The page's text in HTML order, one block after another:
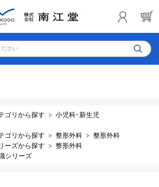
さい
ゴリから探す
小児科･新生児
ゴリから探す 整形外科
整形外科
ーズから探す
整形外科
シリーズ